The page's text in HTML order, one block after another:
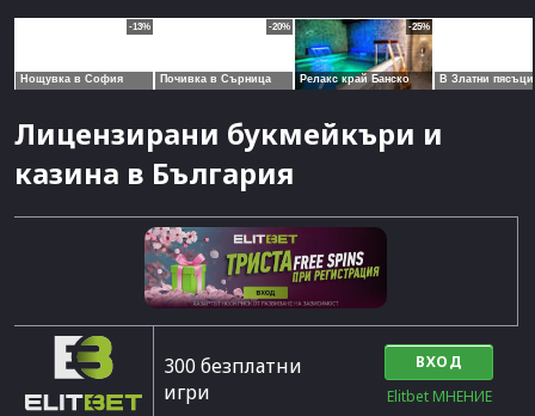
Лицензирани букмейкъри и
казина в България
300 безплатни
игри
ВХОД
Elitbet МНЕНИЕ